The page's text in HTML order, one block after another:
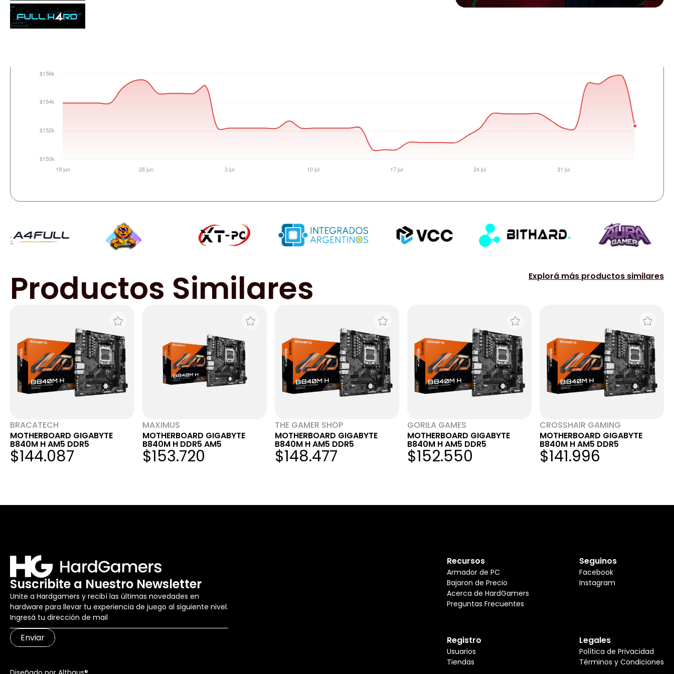
Productos Similares Explorá más productos similares
BRACATECH
MOTHERBOARD GIGABYTE
B840M H AM5 DDR5
$144.087
MAXIMUS
MOTHERBOARD GIGABYTE
B840M H DDR5 AM5
$153.720
THE GAMER SHOP
MOTHERBOARD GIGABYTE
B840M H AM5 DDR5
$148.477
GORILA GAMES
MOTHERBOARD GIGABYTE
B840M H AM5 DDR5
$152.550
CROSSHAIR GAMING
MOTHERBOARD GIGABYTE
B840M H AM5 DDR5
$141.996
Suscribite a Nuestro Newsletter
Unite a Hardgamers y recibí las últimas novedades en
hardware para llevar tu experiencia de juego al siguiente nivel.
Enviar
Recursos
Armador de PC
Bajaron de Precio
Acerca de HardGamers
Preguntas Frecuentes
Seguinos
Facebook
Instagram
Registro
Usuarios
Tiendas
Legales
Política de Privacidad
Términos y Condiciones